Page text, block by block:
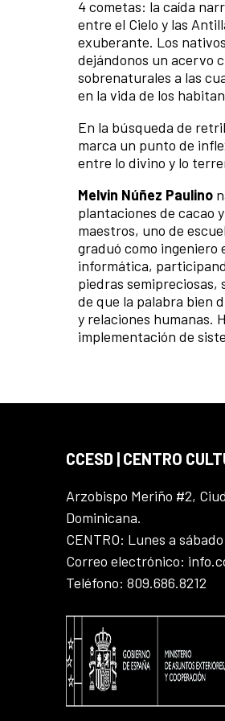
4 cometas: la caída
entre el Cielo y las
exuberante. Los
dejándonos un acervo
sobrenaturales a las
en la vida de los
En la búsqueda de
marca un punto de
entre lo divino y lo
Melvin Núñez Paulino
plantaciones de cacao
maestros, uno de
graduó como ingeniero
informática,
piedras semipreciosas,
de que la palabra bien
y relaciones humanas.
implementación de
CCESD | CENTRO
Arzobispo Meriño #2,
Dominicana.
CENTRO: Lunes a
Correo electrónico:
Teléfono: 809.686.8212